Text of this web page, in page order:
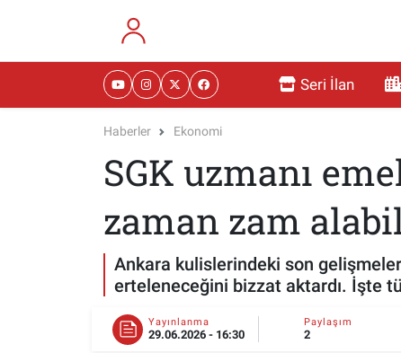
Seri İlan
Haberler Ekonomi
SGK uzmanı
zaman zam
Ankara kulislerindeki son
erteleneceğini bizzat aktardı. İşte
Yayınlanma
29.06.2026 - 16:30
Paylaşım
2
RESMİ İLANLAR
MAGAZİN
TEKNOLOJİ
Eskişehir Nöbetçi Eczaneler
Eskişehir Namaz Vakitleri
Süper Lig Puan Durumu ve Fikstür
Tüm Manşetler
Son Dakika Haberleri